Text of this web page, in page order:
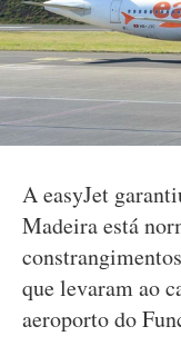
A easyJet
Madeira está
que levaram ao
aeroporto do